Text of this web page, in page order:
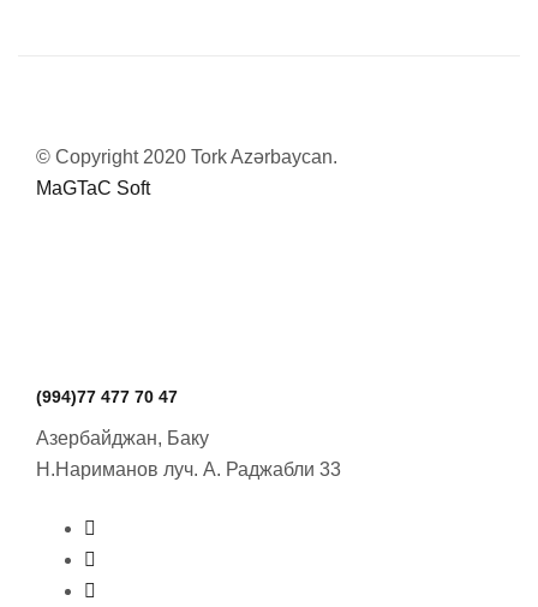
© Copyright 2020 Tork Azərbaycan.
MaGTaC Soft
(994)77 477 70 47
Азербайджан, Баку
Н.Нариманов луч. А. Раджабли 33